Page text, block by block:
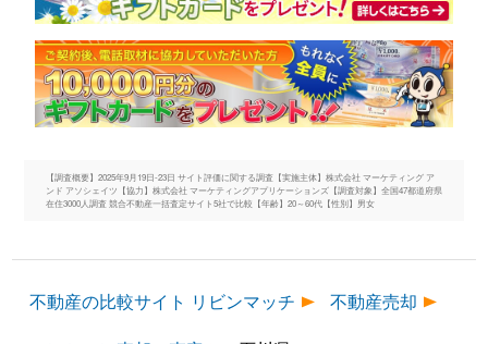
【調査概要】2025年9月19日-23日 サイト評価に関する調査【実施主体】株式会社 マーケティング ア
ンド アソシェイツ【協力】株式会社 マーケティングアプリケーションズ【調査対象】全国47都道府県
在住3000人調査 競合不動産一括査定サイト5社で比較【年齢】20～60代【性別】男女
不動産の比較サイト リビンマッチ
不動産売却